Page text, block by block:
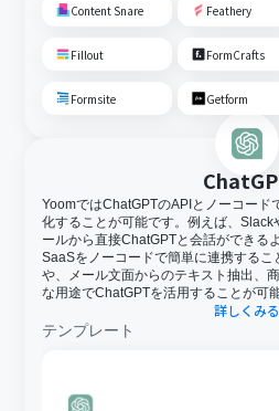
Content Snare Feathery
Fillout FormCrafts
Formsite Getform
YoomではChatGPTのAPIとノーコード
化することが可能です。例えば、
ールから直接ChatGPTと会話ができる
SaaSをノーコードで簡単に連携する
や、メール文面からのテキスト抽出、
な用途でChatGPTを活用することが可
詳しくみる
テンプレート